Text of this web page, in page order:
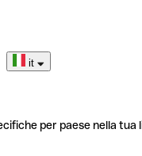
it
per paese nella tua